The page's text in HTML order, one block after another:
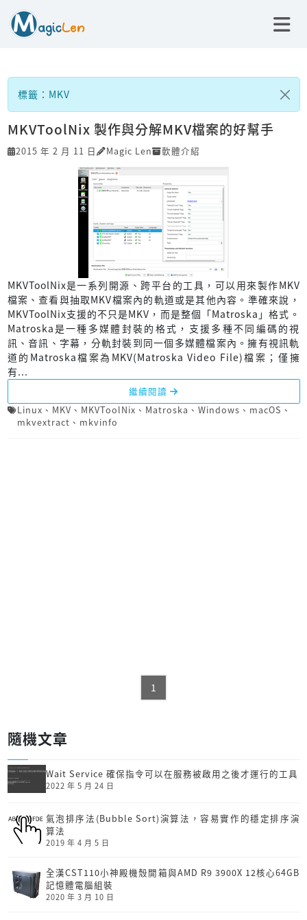
標籤：MKV
MKVToolNix 製作與分解MKV檔案的好幫手
2015 年 2 月 11 日 Magic Len 軟體介紹
MKVToolNix是一系列開源、跨平台的工具，可以用來製作MKV
檔案、查看與抽取MKV檔案內的軌道或是其他內容。準確來說，
MKVToolNix支援的不只是MKV，而是整個「Matroska」格式。
Matroska是一種多媒體封裝的格式，支援多種不同編碼的視
訊、音訊、字幕，分軌封裝到同一個多媒體檔案內。擁有視訊軌
道的Matroska檔案為MKV(Matroska Video File)檔案；僅擁
有...
繼續閱讀
Linux 、 MKV 、 MKVToolNix 、 Matroska 、 Windows 、 macOS 、
mkvextract 、 mkvinfo
1
隨機文章
Wait Service 確保指令可以在服務被啟用之後才運行的工具
2022 年 5 月 24 日
氣泡排序法(Bubble Sort)演算法，容易實作的穩定排序演
算法
2019 年 4 月 5 日
全漢CST110小神殿機殼開箱與AMD R9 3900X 12核心64GB
記憶體電腦組裝
2020 年 3 月 10 日